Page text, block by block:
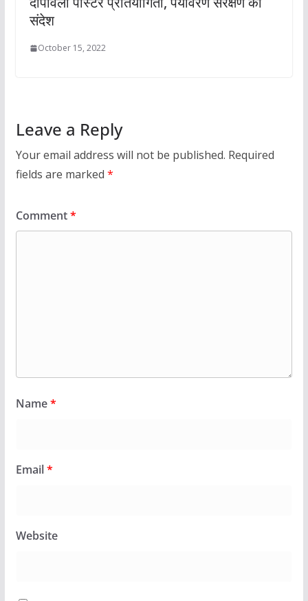
संदेश
October 15, 2022
Leave a Reply
Your email address will not be published. Required
fields are marked *
Comment*
Name*
Email*
Website